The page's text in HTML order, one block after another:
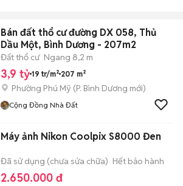
Bán đất thổ cư đường DX 058, Thủ
Dầu Một, Bình Dương - 207m2
Đất thổ cư Ngang 8,2 m
3,9 tỷ 19 tr/m² 207 m²
Phường Phú Mỹ (P. Bình Dương mới)
Cộng Đồng Nhà Đất
Máy ảnh Nikon Coolpix S8000 Đen
Đã sử dụng (chưa sửa chữa) Hết bảo hành
2.650.000 đ